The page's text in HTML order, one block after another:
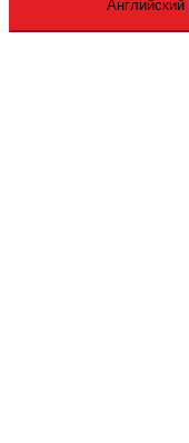
Английский